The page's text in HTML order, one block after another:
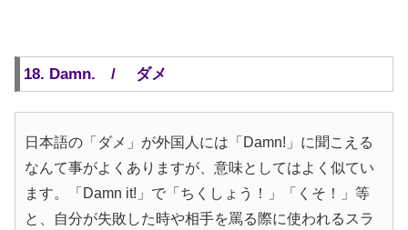
18. Damn. / ダメ
日本語の「ダメ」が外国人には「Damn!」に聞こえる
なんて事がよくありますが、意味としてはよく似てい
ます。「Damn it!」で「ちくしょう！」「くそ！」等
と、自分が失敗した時や相手を罵る際に使われるスラ